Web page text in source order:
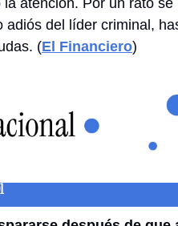
atención. Por un rato se
adiós del líder criminal,
(El Financiero)